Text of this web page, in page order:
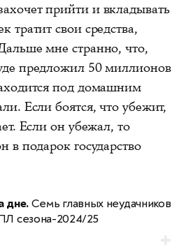
прийти и вкладывать
тратит свои средства,
мне странно, что,
предложил 50 миллионов
под домашним
Если боятся, что убежит,
Если он убежал, то
в подарок государство
дне.Семь главных неудачников
сезона-2024/25